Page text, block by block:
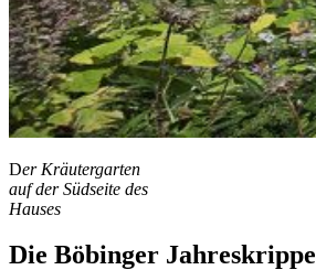
Der Kräutergarten
auf der Südseite des
Hauses
Die Böbinger Jahreskrippe